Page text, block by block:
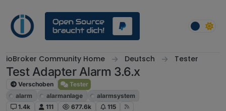
ioBroker Community Home Deutsch Tester
Test Adapter Alarm 3.6.x
Verschoben
Tester
alarm
alarmanlage
alarmsystem
1.4k
111 677.6k 115